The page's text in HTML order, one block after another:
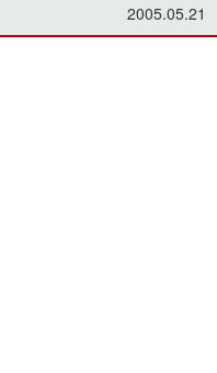
2005.05.21